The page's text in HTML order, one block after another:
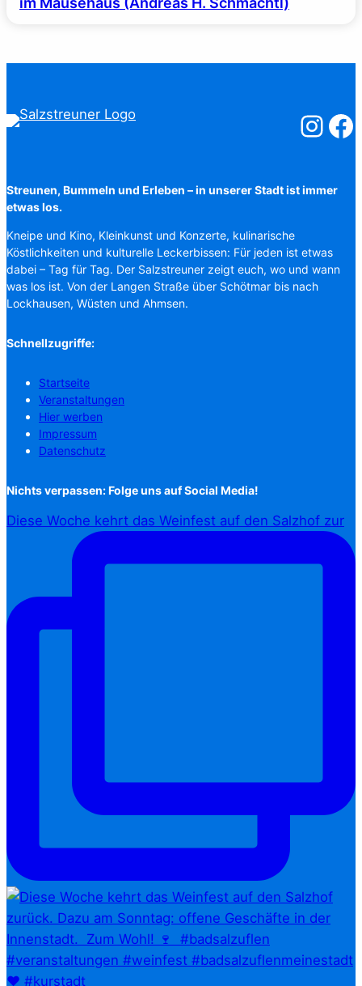
Streunen, Bummeln und Erleben – in unserer Stadt ist immer
etwas los.
Kneipe und Kino, Kleinkunst und Konzerte, kulinarische
Köstlichkeiten und kulturelle Leckerbissen: Für jeden ist etwas
dabei – Tag für Tag. Der Salzstreuner zeigt euch, wo und wann
was los ist. Von der Langen Straße über Schötmar bis nach
Lockhausen, Wüsten und Ahmsen.
Schnellzugriffe:
Startseite
Veranstaltungen
Hier werben
Impressum
Datenschutz
Nichts verpassen: Folge uns auf Social Media!
Diese Woche kehrt das Weinfest auf den Salzhof zur